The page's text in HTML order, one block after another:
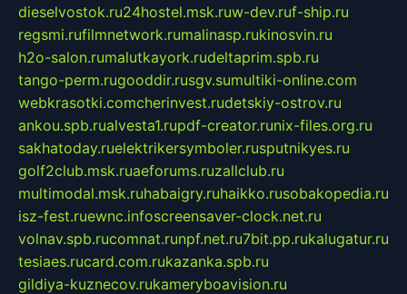
dieselvostok.ru24hostel.msk.ruw-dev.ruf-ship.ru
regsmi.rufilmnetwork.rumalinasp.rukinosvin.ru
h2o-salon.rumalutkayork.rudeltaprim.spb.ru
tango-perm.rugooddir.rusgv.sumultiki-online.com
webkrasotki.comcherinvest.rudetskiy-ostrov.ru
ankou.spb.rualvesta1.rupdf-creator.runix-files.org.ru
sakhatoday.ruelektrikersymboler.rusputnikyes.ru
golf2club.msk.ruaeforums.ruzallclub.ru
multimodal.msk.ruhabaigry.ruhaikko.rusobakopedia.ru
isz-fest.ruewnc.infoscreensaver-clock.net.ru
volnav.spb.rucomnat.runpf.net.ru7bit.pp.rukalugatur.ru
tesiaes.rucard.com.rukazanka.spb.ru
gildiya-kuznecov.rukameryboavision.ru